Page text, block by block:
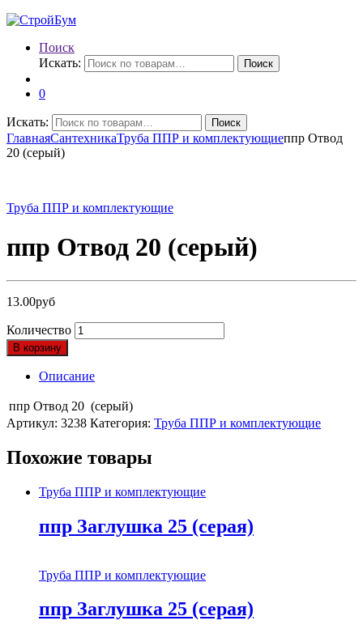
Поиск
Искать:
Поиск
0
Искать: Поиск
ГлавнаяСантехникаТруба ППР и комплектующиеппр Отвод
20 (серый)
Труба ППР и комплектующие
ппр Отвод 20 (серый)
13.00руб
Количество
В корзину
Описание
ппр Отвод 20 (серый)
Артикул: 3238 Категория: Труба ППР и комплектующие
Похожие товары
Труба ППР и комплектующие
ппр Заглушка 25 (серая)
Труба ППР и комплектующие
ппр Заглушка 25 (серая)